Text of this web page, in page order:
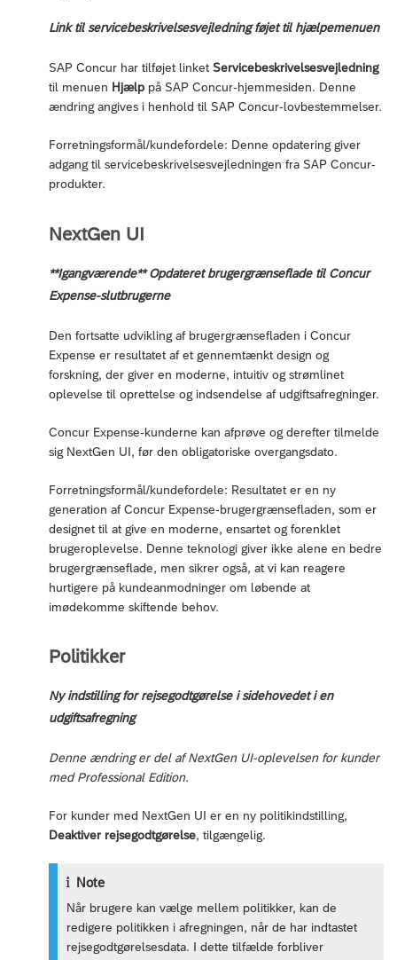
Link til servicebeskrivelsesvejledning føjet til hjælpemenuen
SAP Concur har tilføjet linket Servicebeskrivelsesvejledning
til menuen Hjælp på SAP Concur-hjemmesiden. Denne
ændring angives i henhold til SAP Concur-lovbestemmelser.
Forretningsformål/kundefordele: Denne opdatering giver
adgang til servicebeskrivelsesvejledningen fra SAP Concur-
produkter.
NextGen UI
**Igangværende** Opdateret brugergrænseflade til Concur
Expense-slutbrugerne
Den fortsatte udvikling af brugergrænsefladen i Concur
Expense er resultatet af et gennemtænkt design og
forskning, der giver en moderne, intuitiv og strømlinet
oplevelse til oprettelse og indsendelse af udgiftsafregninger.
Concur Expense-kunderne kan afprøve og derefter tilmelde
sig NextGen UI, før den obligatoriske overgangsdato.
Forretningsformål/kundefordele: Resultatet er en ny
generation af Concur Expense-brugergrænsefladen, som er
designet til at give en moderne, ensartet og forenklet
brugeroplevelse. Denne teknologi giver ikke alene en bedre
brugergrænseflade, men sikrer også, at vi kan reagere
hurtigere på kundeanmodninger om løbende at
imødekomme skiftende behov.
Politikker
Ny indstilling for rejsegodtgørelse i sidehovedet i en
udgiftsafregning
Denne ændring er del af NextGen UI-oplevelsen for kunder
med Professional Edition.
For kunder med NextGen UI er en ny politikindstilling,
Deaktiver rejsegodtgørelse, tilgængelig.
Note
Når brugere kan vælge mellem politikker, kan de
redigere politikken i afregningen, når de har indtastet
rejsegodtgørelsesdata. I dette tilfælde forbliver